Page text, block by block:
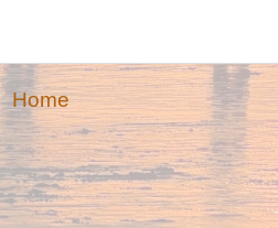
Home